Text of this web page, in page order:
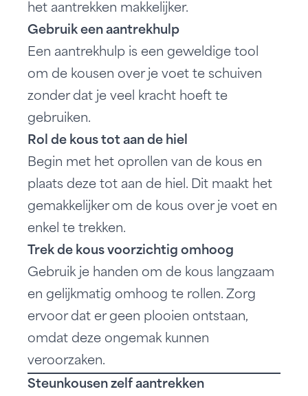
het aantrekken makkelijker.
Gebruik een aantrekhulp
Een aantrekhulp is een geweldige tool
om de kousen over je voet te schuiven
zonder dat je veel kracht hoeft te
gebruiken.
Rol de kous tot aan de hiel
Begin met het oprollen van de kous en
plaats deze tot aan de hiel. Dit maakt het
gemakkelijker om de kous over je voet en
enkel te trekken.
Trek de kous voorzichtig omhoog
Gebruik je handen om de kous langzaam
en gelijkmatig omhoog te rollen. Zorg
ervoor dat er geen plooien ontstaan,
omdat deze ongemak kunnen
veroorzaken.
Steunkousen zelf aantrekken